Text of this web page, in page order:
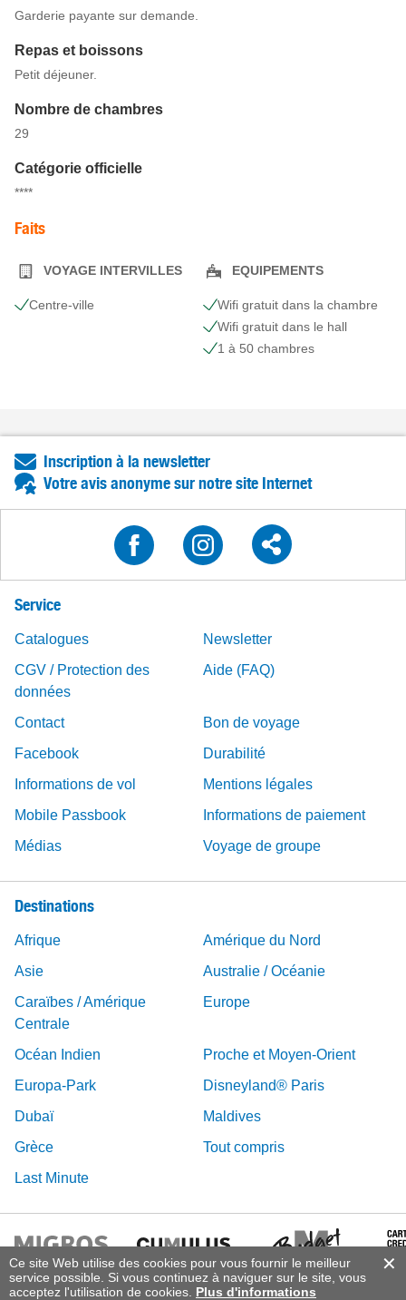
Ce site Web utilise des cookies pour vous fournir le meilleur
service possible. Si vous continuez à naviguer sur le site, vous
acceptez l'utilisation de cookies. Plus d'informations
Garderie payante sur demande.
Repas et boissons
Petit déjeuner.
Nombre de chambres
29
Catégorie officielle
****
Faits
VOYAGE INTERVILLES
Centre-ville
EQUIPEMENTS
Wifi gratuit dans la chambre
Wifi gratuit dans le hall
1 à 50 chambres
Inscription à la newsletter
Votre avis anonyme sur notre site Internet
Service
Catalogues
Newsletter
CGV / Protection des
données
Aide (FAQ)
Contact
Bon de voyage
Facebook
Durabilité
Informations de vol
Mentions légales
Mobile Passbook
Informations de paiement
Médias
Voyage de groupe
Destinations
Afrique
Amérique du Nord
Asie
Australie / Océanie
Caraïbes / Amérique
Centrale
Europe
Océan Indien
Proche et Moyen-Orient
Europa-Park
Disneyland® Paris
Dubaï
Maldives
Grèce
Tout compris
Last Minute
© 2026 Vacances Migros, DERTOUR Suisse SA